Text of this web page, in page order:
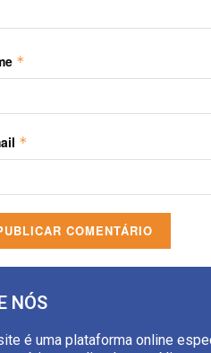
*
*
NÓS
é uma plataforma online